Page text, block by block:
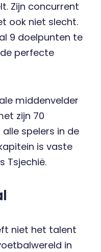
Zijn concurrent
ook niet slecht.
9 doelpunten te
perfecte
middenvelder
zijn 70
spelers in de
is vaste
Tsjechië.
niet het talent
in